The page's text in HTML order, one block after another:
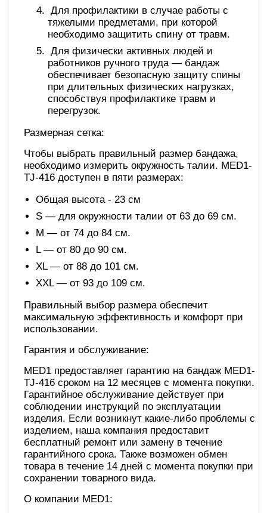
Для профилактики в случае работы с
тяжелыми предметами, при которой
необходимо защитить спину от травм.
Для физически активных людей и
работников ручного труда — бандаж
обеспечивает безопасную защиту спины
при длительных физических нагрузках,
способствуя профилактике травм и
перегрузок.
Размерная сетка:
Чтобы выбрать правильный размер бандажа,
необходимо измерить окружность талии. MED1-
TJ-416 доступен в пяти размерах:
Общая высота - 23 см
S — для окружности талии от 63 до 69 см.
M — от 74 до 84 см.
L — от 80 до 90 см.
XL — от 88 до 101 см.
XXL — от 93 до 109 см.
Правильный выбор размера обеспечит
максимальную эффективность и комфорт при
использовании.
Гарантия и обслуживание:
MED1 предоставляет гарантию на бандаж MED1-
TJ-416 сроком на 12 месяцев с момента покупки.
Гарантийное обслуживание действует при
соблюдении инструкций по эксплуатации
изделия. Если возникнут какие-либо проблемы с
изделием, наша компания предоставит
бесплатный ремонт или замену в течение
гарантийного срока. Также возможен обмен
товара в течение 14 дней с момента покупки при
сохранении товарного вида.
О компании MED1: